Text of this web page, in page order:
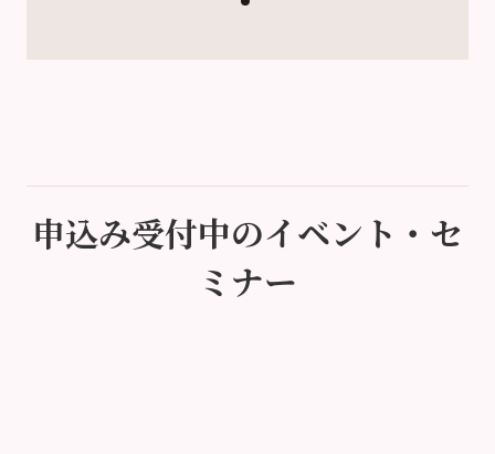
申込み受付中のイベント・セ
ミナー